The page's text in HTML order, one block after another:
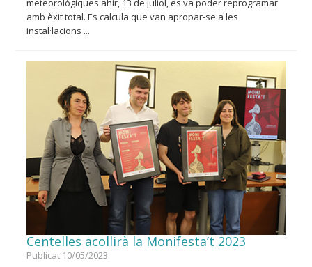
meteorològiques ahir, 13 de juliol, es va poder reprogramar
amb èxit total. Es calcula que van apropar-se a les
instal·lacions ...
Centelles acollirà la Monifesta’t 2023
Publicat 10/05/2023